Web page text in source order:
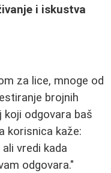
i iskustva
za lice, mnoge od
brojnih
koji odgovara baš
korisnica kaže:
vredi kada
odgovara."